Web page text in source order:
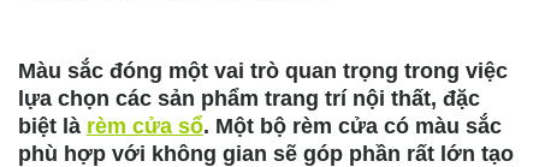
Màu sắc đóng một vai trò quan trọng trong việc
lựa chọn các sản phẩm trang trí nội thất, đặc
biệt là rèm cửa sổ. Một bộ rèm cửa có màu sắc
phù hợp với không gian sẽ góp phần rất lớn tạo